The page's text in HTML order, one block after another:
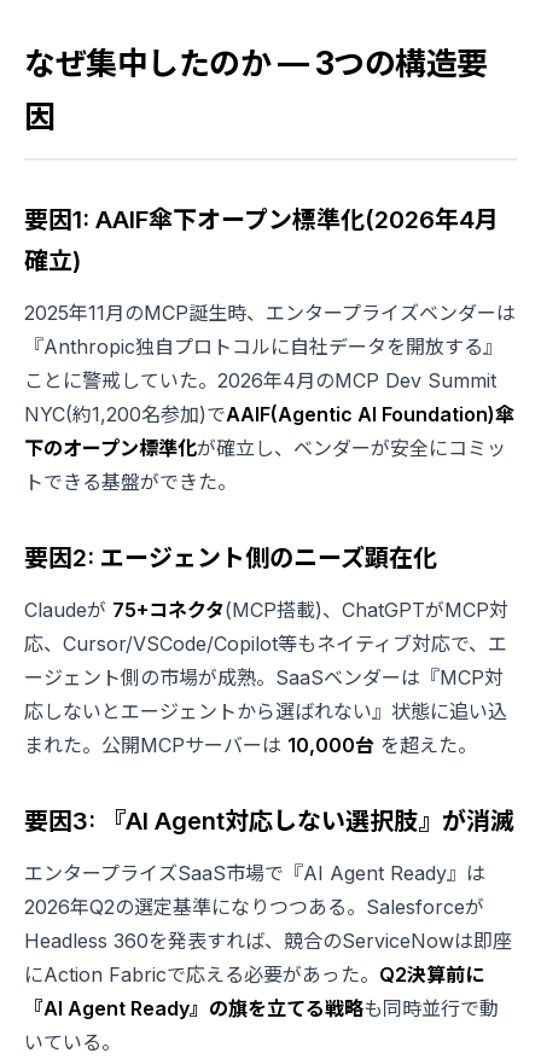
なぜ集中したのか — 3つの構造要
因
要因1: AAIF傘下オープン標準化(2026年4月
確立)
2025年11月のMCP誕生時、エンタープライズベンダーは
『Anthropic独自プロトコルに自社データを開放する』
ことに警戒していた。2026年4月のMCP Dev Summit
NYC(約1,200名参加)でAAIF(Agentic AI Foundation)傘
下のオープン標準化が確立し、ベンダーが安全にコミッ
トできる基盤ができた。
要因2: エージェント側のニーズ顕在化
Claudeが 75+コネクタ(MCP搭載)、ChatGPTがMCP対
応、Cursor/VSCode/Copilot等もネイティブ対応で、エ
ージェント側の市場が成熟。SaaSベンダーは『MCP対
応しないとエージェントから選ばれない』状態に追い込
まれた。公開MCPサーバーは 10,000台 を超えた。
要因3: 『AI Agent対応しない選択肢』が消滅
エンタープライズSaaS市場で『AI Agent Ready』は
2026年Q2の選定基準になりつつある。Salesforceが
Headless 360を発表すれば、競合のServiceNowは即座
にAction Fabricで応える必要があった。 Q2決算前に
『AI Agent Ready』の旗を立てる戦略も同時並行で動
いている。